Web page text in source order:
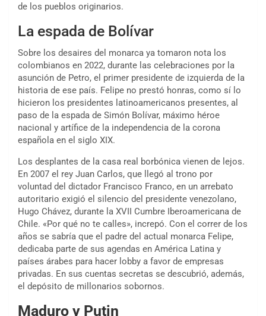
de los pueblos originarios.
La espada de Bolívar
Sobre los desaires del monarca ya tomaron nota los
colombianos en 2022, durante las celebraciones por la
asunción de Petro, el primer presidente de izquierda de la
historia de ese país. Felipe no prestó honras, como sí lo
hicieron los presidentes latinoamericanos presentes, al
paso de la espada de Simón Bolívar, máximo héroe
nacional y artífice de la independencia de la corona
española en el siglo XIX.
Los desplantes de la casa real borbónica vienen de lejos.
En 2007 el rey Juan Carlos, que llegó al trono por
voluntad del dictador Francisco Franco, en un arrebato
autoritario exigió el silencio del presidente venezolano,
Hugo Chávez, durante la XVII Cumbre Iberoamericana de
Chile. «Por qué no te calles», increpó. Con el correr de los
años se sabría que el padre del actual monarca Felipe,
dedicaba parte de sus agendas en América Latina y
países árabes para hacer lobby a favor de empresas
privadas. En sus cuentas secretas se descubrió, además,
el depósito de millonarios sobornos.
Maduro y Putin